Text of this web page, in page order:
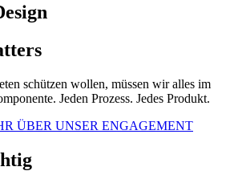
schützen wollen, müssen wir alles im
Jeden Prozess. Jedes Produkt.
ÜBER UNSER ENGAGEMENT